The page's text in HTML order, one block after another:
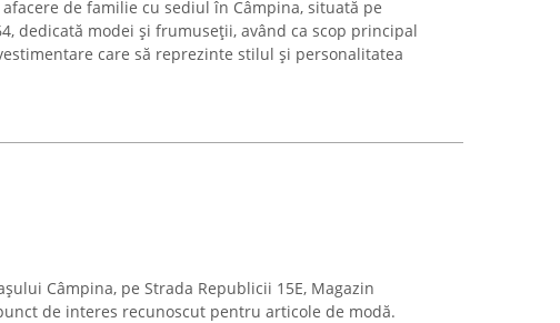
afacere de familie cu sediul în Câmpina, situată pe
dedicată modei și frumuseții, având ca scop principal
care să reprezinte stilul și personalitatea
Câmpina, pe Strada Republicii 15E, Magazin
de interes recunoscut pentru articole de modă.